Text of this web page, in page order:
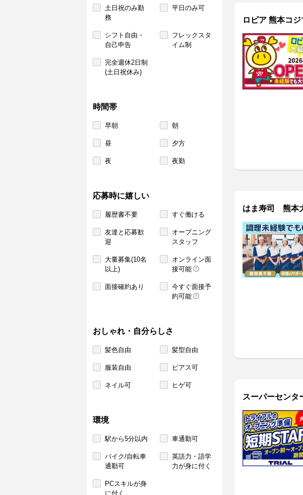
土日祝のみ勤
務
平日のみ可
シフト自由・
自己申告
フレックスタ
イム制
完全週休2日制
(土日祝休み)
時間帯
早朝 朝
昼 夕方
夜 夜勤
応募時に嬉しい
履歴書不要 すぐ働ける
友達と応募歓
迎
オープニング
スタッフ
大量募集(10名
以上)
オンライン面
接可能
面接確約あり
今すぐ面接予
約可能
おしゃれ・自分らしさ
髪色自由 髪型自由
服装自由 ピアス可
ネイル可 ヒゲ可
環境
駅から5分以内 車通勤可
バイク/自転車
通勤可
英語力・語学
力が身に付く
PCスキルが身
に付く
ロピア 熊本コ
はま寿司 熊本
スーパーセン